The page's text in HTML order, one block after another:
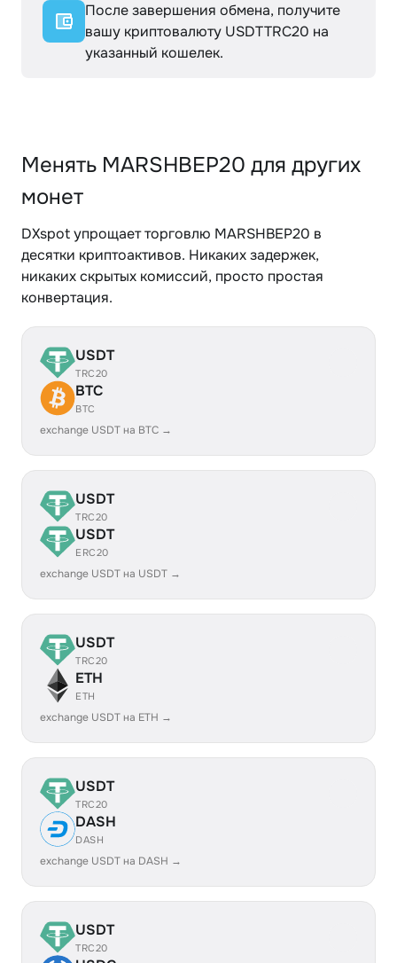
После завершения обмена, получите
вашу криптовалюту USDTTRC20 на
указанный кошелек.
Менять MARSHBEP20 для других
монет
DXspot упрощает торговлю MARSHBEP20 в
десятки криптоактивов. Никаких задержек,
никаких скрытых комиссий, просто простая
конвертация.
USDT
TRC20
BTC
BTC
exchange USDT на BTC →
USDT
TRC20
USDT
ERC20
exchange USDT на USDT →
USDT
TRC20
ETH
ETH
exchange USDT на ETH →
USDT
TRC20
DASH
DASH
exchange USDT на DASH →
USDT
TRC20